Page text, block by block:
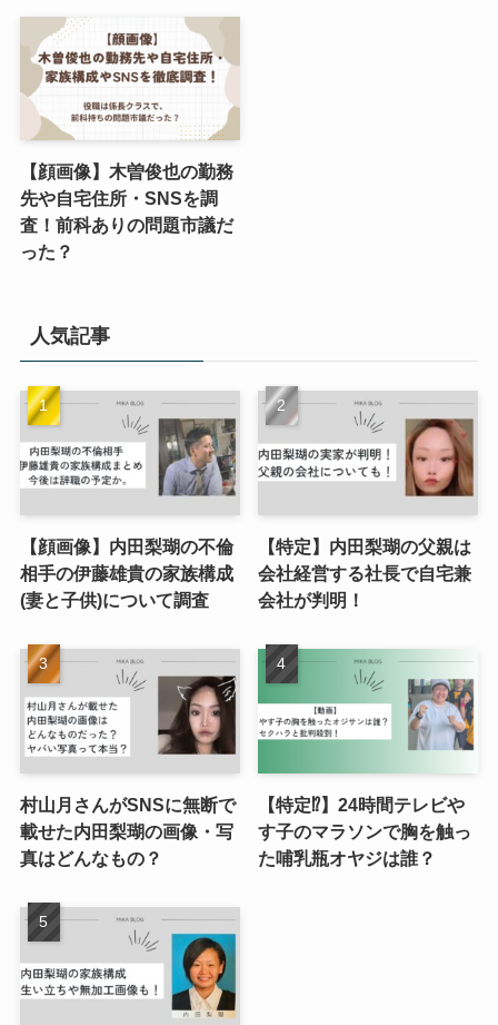
【顔画像】木曽俊也の勤務
先や自宅住所・SNSを調
査！前科ありの問題市議だ
った？
人気記事
【顔画像】内田梨瑚の不倫
相手の伊藤雄貴の家族構成
(妻と子供)について調査
【特定】内田梨瑚の父親は
会社経営する社長で自宅兼
会社が判明！
村山月さんがSNSに無断で
載せた内田梨瑚の画像・写
真はどんなもの？
【特定⁉︎】24時間テレビや
す子のマラソンで胸を触っ
た哺乳瓶オヤジは誰？